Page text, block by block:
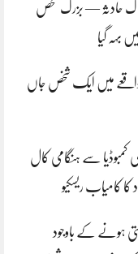
حادثہ — بزرگ شخص
بہہ گیا
میں ایک شخص جاں
کی کمبوڈیا سے ہنگامی کال
ہونے کے باوجود